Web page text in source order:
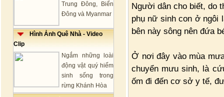
Trung Đông, Biển
Đông và Myanmar
Hình Ảnh Quê Nhà - Video
Clip
Ngắm những loài
động vật quý hiếm
sinh sống trong
rừng Khánh Hòa
Người dân cho biết, do
phụ nữ sinh con ở ngôi
bên này sông nên đứa
Ở nơi đây vào mùa
chuyển mưu sinh, là
ốm đi đến cơ sở y tế,